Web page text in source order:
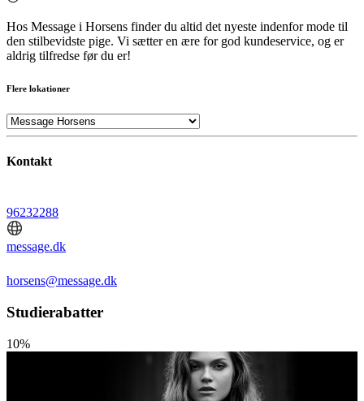
Hos Message i Horsens finder du altid det nyeste indenfor mode til
den stilbevidste pige. Vi sætter en ære for god kundeservice, og er
aldrig tilfredse før du er!
Flere lokationer
Kontakt
96232288
message.dk
horsens@message.dk
Studierabatter
10%